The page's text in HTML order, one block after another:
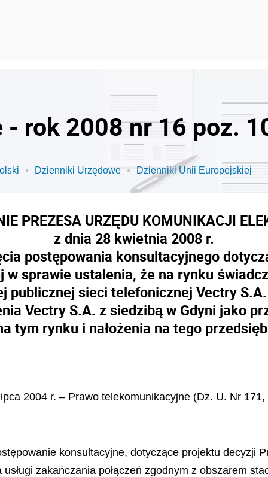
rok 2008 nr 16 poz.
Dzienniki Urzędowe Dzienniki Unii Europejskiej
PREZESA URZĘDU KOMUNIKACJI
z dnia 28 kwietnia 2008 r.
postępowania konsultacyjnego
sprawie ustalenia, że na rynku
publicznej sieci telefonicznej Vectry
Vectry S.A. z siedzibą w Gdyni jako
tym rynku i nałożenia na tego
2004 r. – Prawo telekomunikacyjne (Dz. U. Nr
konsultacyjne, dotyczące projektu decyzji
zakańczania połączeń zgodnym z obszarem